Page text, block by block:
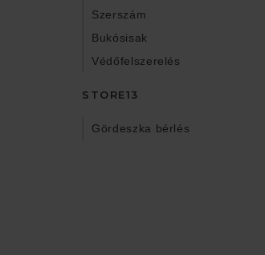
Szerszám
Bukósisak
Védőfelszerelés
STORE13
Gördeszka bérlés